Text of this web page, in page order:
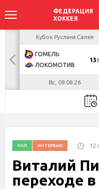
БУЛ
Кубок Руслана Салея
ГОМЕЛЬ
ЛОКОМОТИВ
Вс, 09.08.26
НХЛ ИНТЕРВЬЮ 12
Виталий
переходе